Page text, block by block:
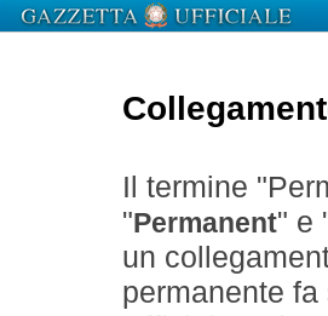
Il termine
" Permanent" e
un
permanente